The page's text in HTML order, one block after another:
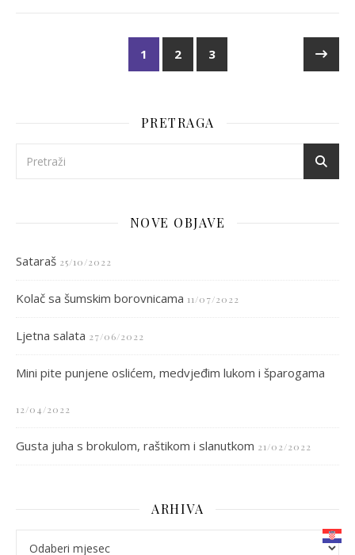
1 2 3
PRETRAGA
NOVE OBJAVE
Sataraš 25/10/2022
Kolač sa šumskim borovnicama 11/07/2022
Ljetna salata 27/06/2022
Mini pite punjene oslićem, medvjeđim lukom i šparogama
12/04/2022
Gusta juha s brokulom, raštikom i slanutkom 21/02/2022
ARHIVA